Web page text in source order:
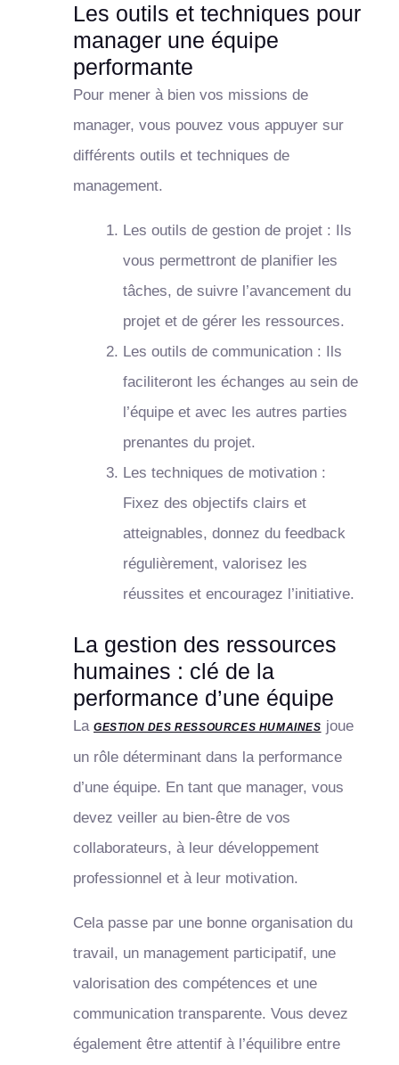
Les outils et techniques pour
manager une équipe
performante
Pour mener à bien vos missions de
manager, vous pouvez vous appuyer sur
différents outils et techniques de
management.
Les outils de gestion de projet : Ils
vous permettront de planifier les
tâches, de suivre l’avancement du
projet et de gérer les ressources.
Les outils de communication : Ils
faciliteront les échanges au sein de
l’équipe et avec les autres parties
prenantes du projet.
Les techniques de motivation :
Fixez des objectifs clairs et
atteignables, donnez du feedback
régulièrement, valorisez les
réussites et encouragez l’initiative.
La gestion des ressources
humaines : clé de la
performance d’une équipe
La GESTION DES RESSOURCES HUMAINES joue
un rôle déterminant dans la performance
d’une équipe. En tant que manager, vous
devez veiller au bien-être de vos
collaborateurs, à leur développement
professionnel et à leur motivation.
Cela passe par une bonne organisation du
travail, un management participatif, une
valorisation des compétences et une
communication transparente. Vous devez
également être attentif à l’équilibre entre